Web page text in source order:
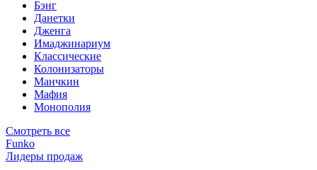
Бэнг
Данетки
Дженга
Имаджинариум
Классические
Колонизаторы
Манчкин
Мафия
Монополия
Смотреть все
Funko
Лидеры продаж